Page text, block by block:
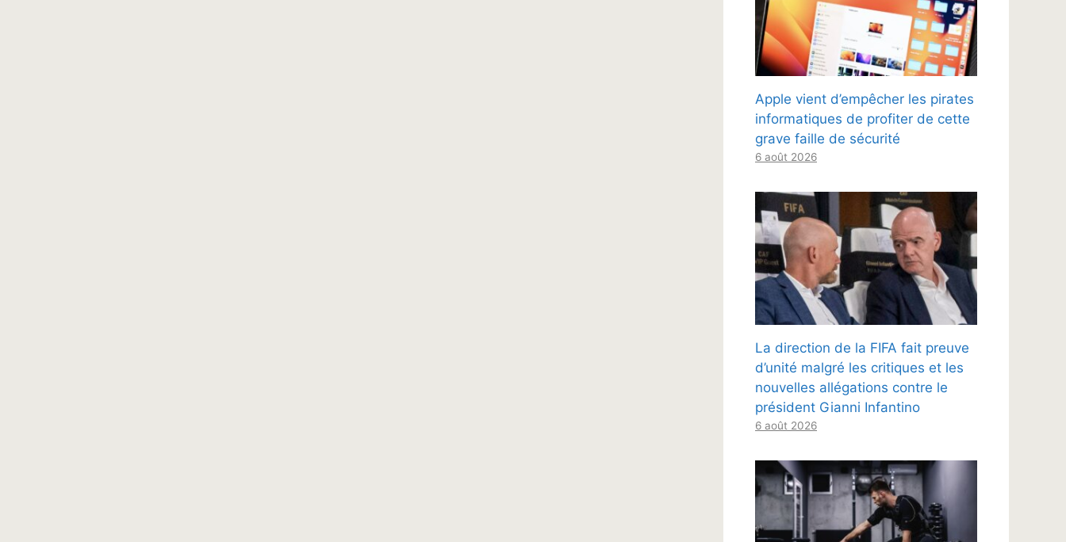
Apple vient d’empêcher les pirates
informatiques de profiter de cette
grave faille de sécurité
6 août 2026
La direction de la FIFA fait preuve
d’unité malgré les critiques et les
nouvelles allégations contre le
président Gianni Infantino
6 août 2026